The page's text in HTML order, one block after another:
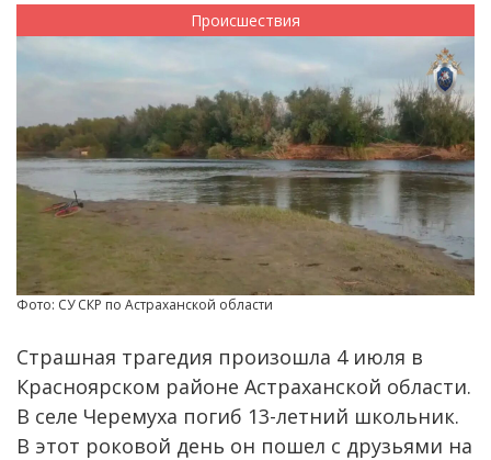
Происшествия
Фото: СУ СКР по Астраханской области
Страшная трагедия произошла 4 июля в
Красноярском районе Астраханской области.
В селе Черемуха погиб 13-летний школьник.
В этот роковой день он пошел с друзьями на